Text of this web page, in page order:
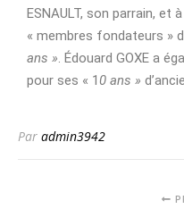
ESNAULT, son parrain, et
« membres fondateurs »
ans ». Édouard GOXE a
pour ses « 1 0 ans »
Par admin3942